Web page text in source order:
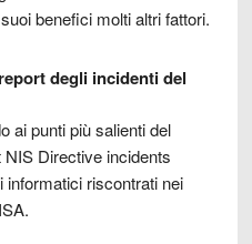
benefici molti altri fattori.
degli incidenti del
ai punti più salienti del
NIS Directive incidents
informatici riscontrati nei